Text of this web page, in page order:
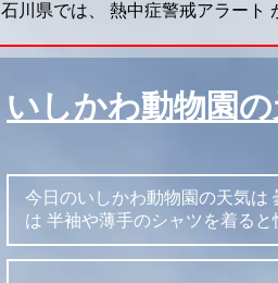
石川県では、 熱中症警戒アラート
いしかわ動物園
今日のいしかわ動物園の天気は
は 半袖や薄手のシャツを着ると